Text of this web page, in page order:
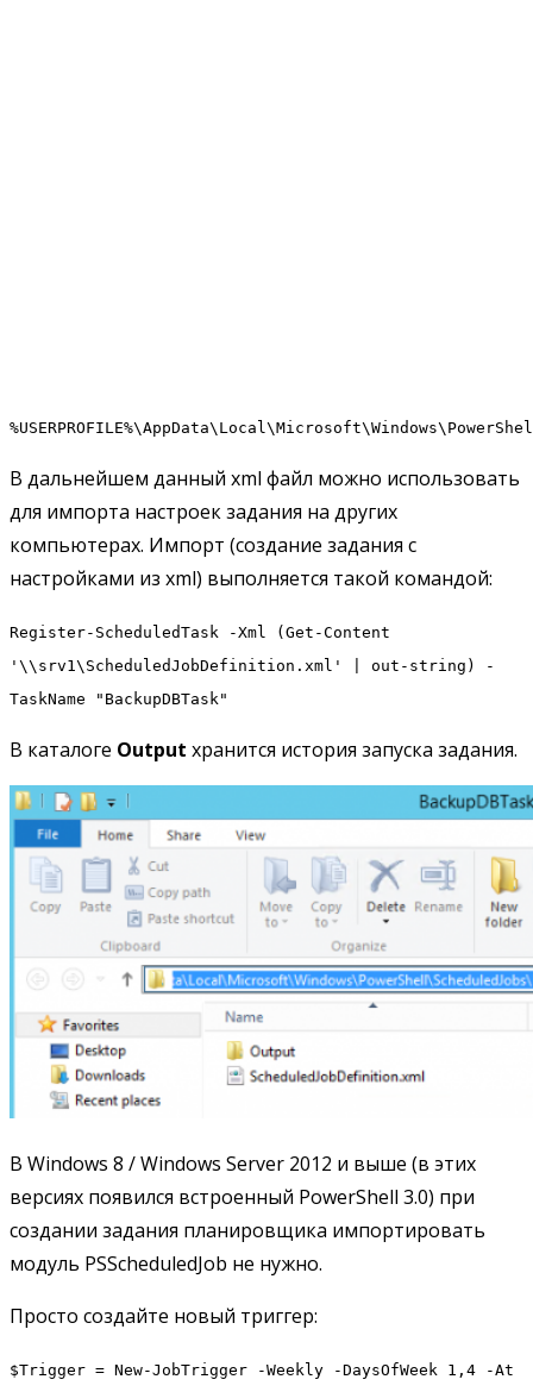
В дальнейшем данный xml файл можно использовать
для импорта настроек задания на других
компьютерах. Импорт (создание задания с
настройками из xml) выполняется такой командой:
Register-ScheduledTask -Xml (Get-Content
'\\srv1\ScheduledJobDefinition.xml' | out-string) -
TaskName "BackupDBTask"
В каталоге Output хранится история запуска задания.
В Windows 8 / Windows Server 2012 и выше (в этих
версиях появился встроенный PowerShell 3.0) при
создании задания планировщика импортировать
модуль PSScheduledJob не нужно.
Просто создайте новый триггер:
$Trigger = New-JobTrigger -Weekly -DaysOfWeek 1,4 -At